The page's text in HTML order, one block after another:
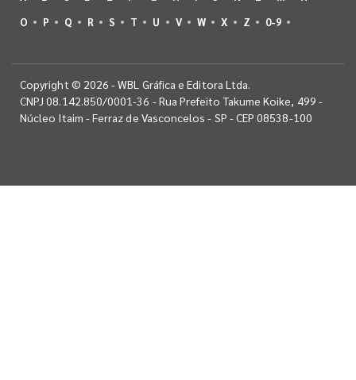
O
P Q R S T U V W X Z 0-9
Copyright © 2026 - WBL Gráfica e Editora Ltda.
CNPJ 08.142.850/0001-36 - Rua Prefeito Takume Koike, 499 -
Núcleo Itaim - Ferraz de Vasconcelos - SP - CEP 08538-100